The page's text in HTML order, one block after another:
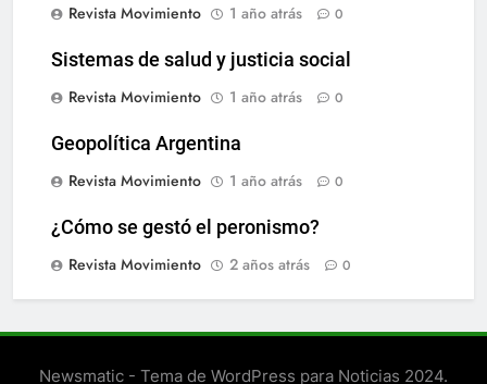
Revista Movimiento
1 año atrás 0
Sistemas de salud y justicia social
Revista Movimiento
1 año atrás 0
Geopolítica Argentina
Revista Movimiento
1 año atrás 0
¿Cómo se gestó el peronismo?
Revista Movimiento
2 años atrás 0
Newsmatic - Tema de WordPress para Noticias 2024.